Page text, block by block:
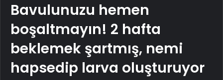
Bavulunuzu hemen
boşaltmayın! 2 hafta
beklemek şartmış, nemi
hapsedip larva oluşturuyor